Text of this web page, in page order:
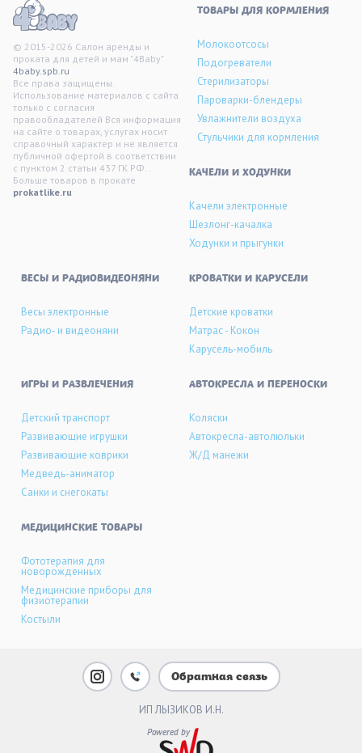
© 2015-2026 Салон аренды и
проката для детей и мам "4Baby"
4baby.spb.ru
Все права защищены.
Использование материалов с сайта
только с согласия
правообладателей Вся информация
на сайте о товарах, услугах носит
справочный характер и не является
публичной офертой в соответствии
с пунктом 2 статьи 437 ГК РФ. .
Больше товаров в прокате
prokatlike.ru
ТОВАРЫ ДЛЯ КОРМЛЕНИЯ
Молокоотсосы
Подогреватели
Стерилизаторы
Пароварки-блендеры
Увлажнители воздуха
Стульчики для кормления
KАЧЕЛИ И ХОДУНКИ
Качели электронные
Шезлонг-качалка
Ходунки и прыгунки
ВЕСЫ И РАДИОВИДЕОНЯНИ
Весы электронные
Радио- и видеоняни
КРОВАТКИ И КАРУСЕЛИ
Детские кроватки
Матрас - Кокон
Карусель-мобиль
ИГРЫ И РАЗВЛЕЧЕНИЯ
Детский транспорт
Развивающие игрушки
Развивающие коврики
Медведь-аниматор
Санки и снегокаты
АВТОКРЕСЛА И ПЕРЕНОСКИ
Коляски
Автокресла-автолюльки
Ж/Д манежи
МЕДИЦИНСКИЕ ТОВАРЫ
Фототерапия для
новорожденных
Медицинские приборы для
физиотерапии
Костыли
Обратная связь
ИП ЛЫЗИКОВ И.Н.